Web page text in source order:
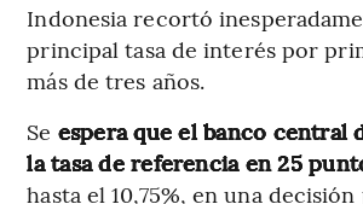
Indonesia recortó
principal tasa de interés por
más de tres años.
Se espera que el banco central
la tasa de referencia en 25
hasta el 10,75%, en una